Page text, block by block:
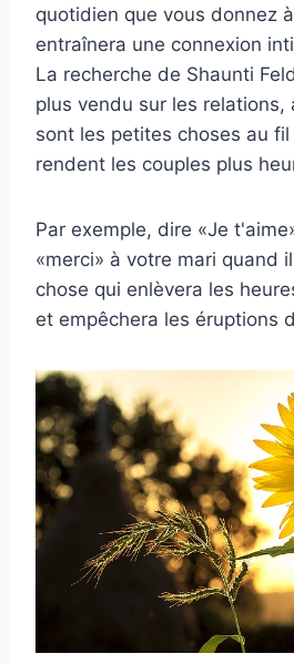
quotidien que vous donnez
entraînera une connexion
La recherche de Shaunti
plus vendu sur les relations,
sont les petites choses au
rendent les couples plus
Par exemple, dire «Je
«merci» à votre mari quand
chose qui enlèvera les
et empêchera les éruptions